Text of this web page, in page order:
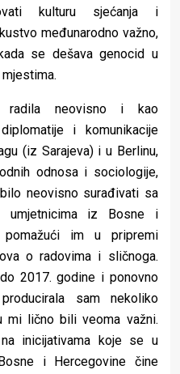
kulturu sjećanja i
međunarodno važno,
se dešava genocid u
radila neovisno i kao
i komunikacije
(iz Sarajeva) i u Berlinu,
odnosa i sociologije,
neovisno surađivati sa
i umjetnicima iz Bosne i
pomažući im u pripremi
o radovima i sličnoga.
2017. godine i ponovno
sam nekoliko
mi lično bili veoma važni.
inicijativama koje se u
i Hercegovine čine